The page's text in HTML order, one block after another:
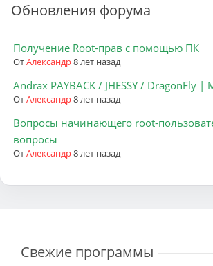
Обновления форума
Получение Root-прав с помощью ПК
ОтАлександр8 лет назад
Andrax PAYBACK / JHESSY / DragonFly
ОтАлександр8 лет назад
Вопросы начинающего root-
вопросы
ОтАлександр8 лет назад
Свежие программы